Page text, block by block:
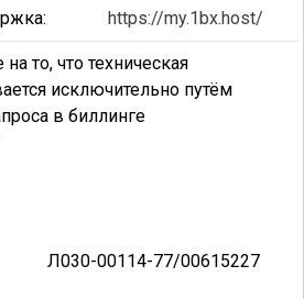
https://my.1bx.host/
то, что техническая
исключительно путём
в биллинге
Л030-00114-77/00615227